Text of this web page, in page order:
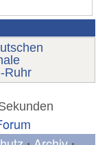
Ruhr